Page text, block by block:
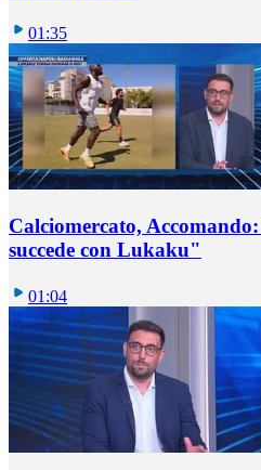
01:35
Calciomercato,
succede con Lukaku"
01:04